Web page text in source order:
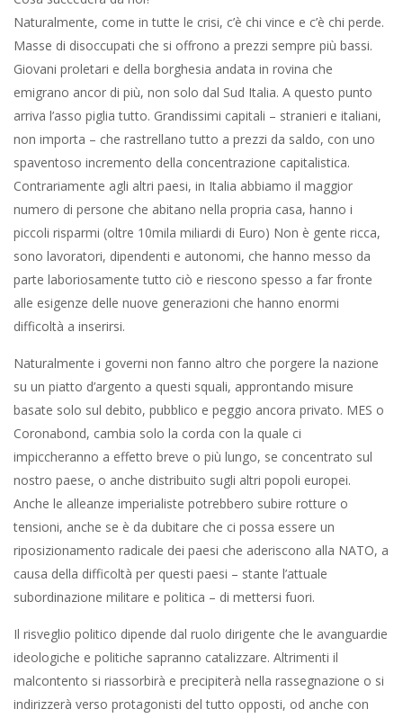
Naturalmente, come in tutte le crisi, c’è chi vince e c’è chi perde.
Masse di disoccupati che si offrono a prezzi sempre più bassi.
Giovani proletari e della borghesia andata in rovina che
emigrano ancor di più, non solo dal Sud Italia. A questo punto
arriva l’asso piglia tutto. Grandissimi capitali – stranieri e italiani,
non importa – che rastrellano tutto a prezzi da saldo, con uno
spaventoso incremento della concentrazione capitalistica.
Contrariamente agli altri paesi, in Italia abbiamo il maggior
numero di persone che abitano nella propria casa, hanno i
piccoli risparmi (oltre 10mila miliardi di Euro) Non è gente ricca,
sono lavoratori, dipendenti e autonomi, che hanno messo da
parte laboriosamente tutto ciò e riescono spesso a far fronte
alle esigenze delle nuove generazioni che hanno enormi
difficoltà a inserirsi.
Naturalmente i governi non fanno altro che porgere la nazione
su un piatto d’argento a questi squali, approntando misure
basate solo sul debito, pubblico e peggio ancora privato. MES o
Coronabond, cambia solo la corda con la quale ci
impiccheranno a effetto breve o più lungo, se concentrato sul
nostro paese, o anche distribuito sugli altri popoli europei.
Anche le alleanze imperialiste potrebbero subire rotture o
tensioni, anche se è da dubitare che ci possa essere un
riposizionamento radicale dei paesi che aderiscono alla NATO, a
causa della difficoltà per questi paesi – stante l’attuale
subordinazione militare e politica – di mettersi fuori.
Il risveglio politico dipende dal ruolo dirigente che le avanguardie
ideologiche e politiche sapranno catalizzare. Altrimenti il
malcontento si riassorbirà e precipiterà nella rassegnazione o si
indirizzerà verso protagonisti del tutto opposti, od anche con